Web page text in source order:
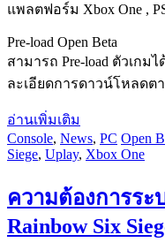
แพลตฟอร์ม Xbox One ,
Pre-load Open Beta
สามารถ Pre-load ตัวเกม
ละเอียดการดาวน์โหลด
อ่านเพิ่มเติม
Console, News, PC Open
Siege, Uplay, Xbox One
ความต้องการระ
Rainbow Six